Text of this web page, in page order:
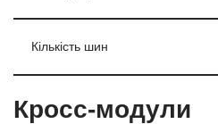
Кількість шин
Кросс-модули